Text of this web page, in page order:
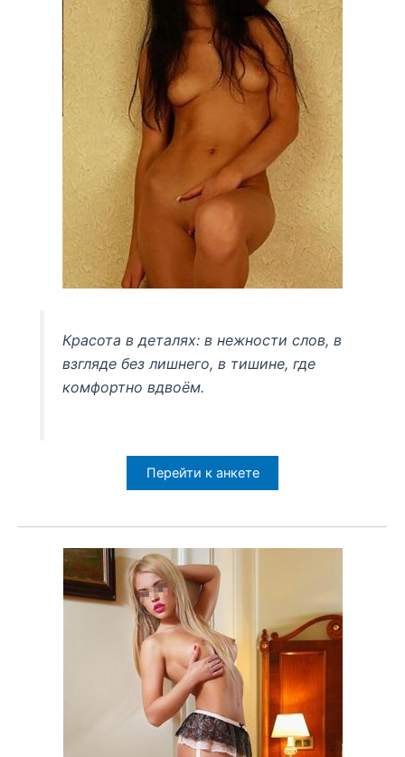
Красота в деталях: в нежности слов, в
взгляде без лишнего, в тишине, где
комфортно вдвоём.
Перейти к анкете